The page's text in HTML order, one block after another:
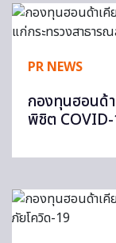
PR NEWS
กองทุนฮอนด้
พิชิต